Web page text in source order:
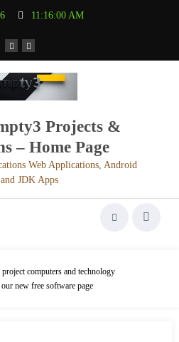
11:16:00 AM
Projects &
– Home Page
Web Applications, Android
JDK Apps
computers and technology
new free software page